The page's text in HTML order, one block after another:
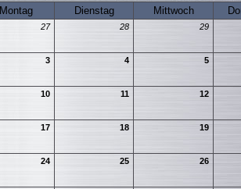
Montag Dienstag Mittwoch
27 28 29
3 4 5
10 11 12
17 18 19
24 25 26